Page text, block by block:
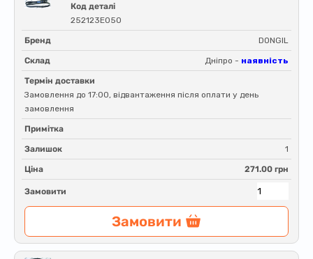
Код деталі
252123E050
Бренд DONGIL
Склад Дніпро - наявність
Термін доставки
Замовлення до 17:00, відвантаження після оплати у день
замовлення
Примітка
Залишок 1
Ціна 271.00 грн
Замовити
Замовити